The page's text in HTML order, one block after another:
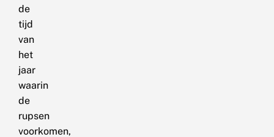
de
tijd
van
het
jaar
waarin
de
rupsen
voorkomen,